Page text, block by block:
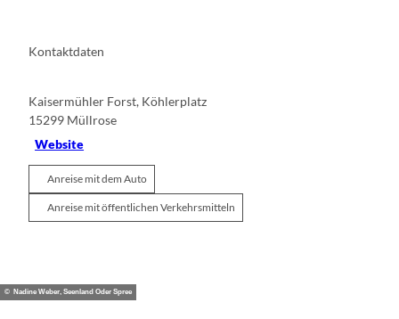
Kontaktdaten
Kaisermühler Forst, Köhlerplatz
15299 Müllrose
Website
Anreise mit dem Auto
Anreise mit öffentlichen Verkehrsmitteln
© Nadine Weber, Seenland Oder Spree